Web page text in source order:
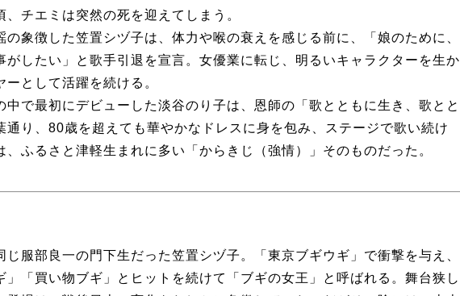
、チエミは突然の死を迎えてしまう。
象徴した笠置シヅ子は、体力や喉の衰えを感じる前に、「娘のために、
がしたい」と歌手引退を宣言。女優業に転じ、明るいキャラクターを生か
ーとして活躍を続ける。
で最初にデビューした淡谷のり子は、恩師の「歌とともに生き、歌とと
通り、80歳を超えても華やかなドレスに身を包み、ステージで歌い続け
、ふるさと津軽生まれに多い「からきじ（強情）」そのものだった。
服部良一の門下生だった笠置シヅ子。「東京ブギウギ」で衝撃を与え、
」「買い物ブギ」とヒットを続けて「ブギの女王」と呼ばれる。舞台狭し